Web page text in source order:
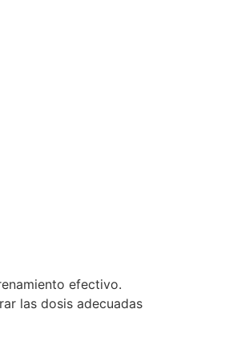
efectivo.
las dosis adecuadas